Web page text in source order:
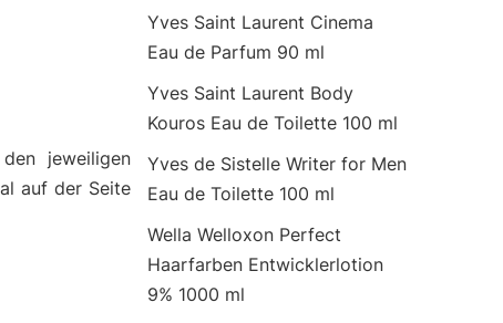
jeweiligen
auf der Seite
Yves Saint Laurent Cinema
Eau de Parfum 90 ml
Yves Saint Laurent Body
Kouros Eau de Toilette 100 ml
Yves de Sistelle Writer for Men
Eau de Toilette 100 ml
Wella Welloxon Perfect
Haarfarben Entwicklerlotion
9% 1000 ml